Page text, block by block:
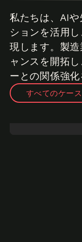
私たちは、AI
ションを活用
現します。製
ャンスを開拓
ーとの関係強化
すべてのケー